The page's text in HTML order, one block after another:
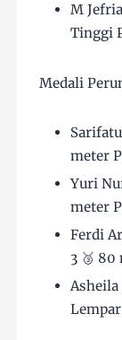
M
Tinggi
Medali
meter
Yuri
meter
Ferdi
3 🥉 80
Asheila